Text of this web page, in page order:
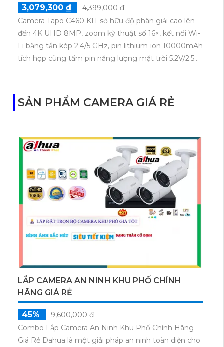
3,079,300 ₫
4,399,000 ₫
Camera Tapo C460 KIT sở hữu độ phân giải cao lên
đến 4K UHD 8MP, zoom kỹ thuật số 16×, kết nối Wi-
Fi băng tần kép 2.4/5 GHz, pin lithium-ion 10000mAh
tích hợp cùng tấm pin năng lượng mặt trời 5.2V/2.5W.
SẢN PHẨM CAMERA GIÁ RẺ
LẮP CAMERA AN NINH KHU PHỐ CHÍNH
HÃNG GIÁ RẺ
45%
9,600,000 ₫
Combo Lắp Camera An Ninh Khu Phố Chính Hãng
Giá Rẻ Dahua là một giải pháp an ninh toàn diện cho